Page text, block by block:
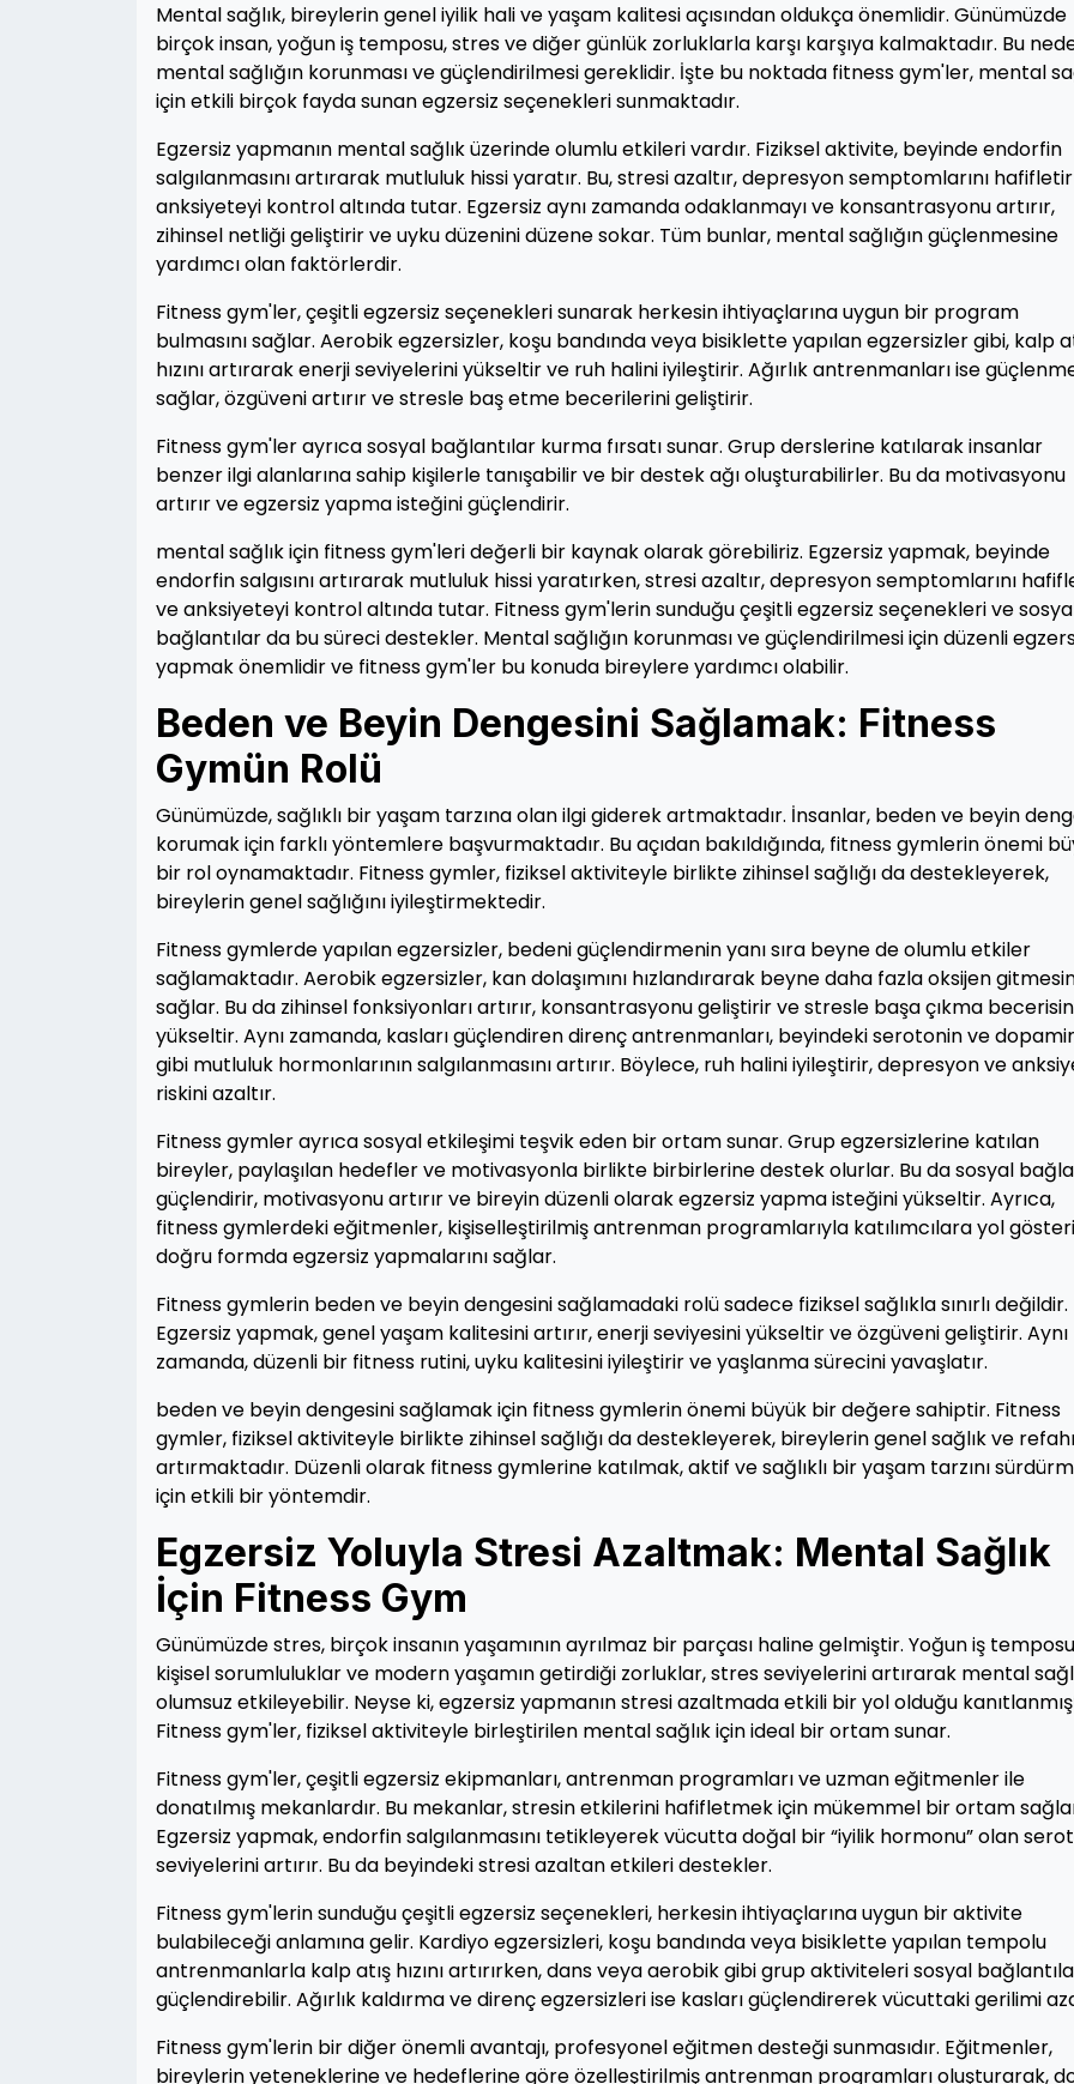
Mental sağlık, bireylerin genel iyilik hali ve yaşam kalitesi açısından oldukça önemlidir. Günümüzde
birçok insan, yoğun iş temposu, stres ve diğer günlük zorluklarla karşı karşıya kalmaktadır. Bu
mental sağlığın korunması ve güçlendirilmesi gereklidir. İşte bu noktada fitness gym'ler, mental
için etkili birçok fayda sunan egzersiz seçenekleri sunmaktadır.
Egzersiz yapmanın mental sağlık üzerinde olumlu etkileri vardır. Fiziksel aktivite, beyinde endorfin
salgılanmasını artırarak mutluluk hissi yaratır. Bu, stresi azaltır, depresyon semptomlarını
anksiyeteyi kontrol altında tutar. Egzersiz aynı zamanda odaklanmayı ve konsantrasyonu artırır,
zihinsel netliği geliştirir ve uyku düzenini düzene sokar. Tüm bunlar, mental sağlığın güçlenmesine
yardımcı olan faktörlerdir.
Fitness gym'ler, çeşitli egzersiz seçenekleri sunarak herkesin ihtiyaçlarına uygun bir program
bulmasını sağlar. Aerobik egzersizler, koşu bandında veya bisiklette yapılan egzersizler gibi, kalp
hızını artırarak enerji seviyelerini yükseltir ve ruh halini iyileştirir. Ağırlık antrenmanları ise
sağlar, özgüveni artırır ve stresle baş etme becerilerini geliştirir.
Fitness gym'ler ayrıca sosyal bağlantılar kurma fırsatı sunar. Grup derslerine katılarak insanlar
benzer ilgi alanlarına sahip kişilerle tanışabilir ve bir destek ağı oluşturabilirler. Bu da motivasyonu
artırır ve egzersiz yapma isteğini güçlendirir.
mental sağlık için fitness gym'leri değerli bir kaynak olarak görebiliriz. Egzersiz yapmak, beyinde
endorfin salgısını artırarak mutluluk hissi yaratırken, stresi azaltır, depresyon semptomlarını
ve anksiyeteyi kontrol altında tutar. Fitness gym'lerin sunduğu çeşitli egzersiz seçenekleri ve
bağlantılar da bu süreci destekler. Mental sağlığın korunması ve güçlendirilmesi için düzenli
yapmak önemlidir ve fitness gym'ler bu konuda bireylere yardımcı olabilir.
Beden ve Beyin Dengesini Sağlamak: Fitness
Gymün Rolü
Günümüzde, sağlıklı bir yaşam tarzına olan ilgi giderek artmaktadır. İnsanlar, beden ve beyin
korumak için farklı yöntemlere başvurmaktadır. Bu açıdan bakıldığında, fitness gymlerin önemi
bir rol oynamaktadır. Fitness gymler, fiziksel aktiviteyle birlikte zihinsel sağlığı da destekleyerek,
bireylerin genel sağlığını iyileştirmektedir.
Fitness gymlerde yapılan egzersizler, bedeni güçlendirmenin yanı sıra beyne de olumlu etkiler
sağlamaktadır. Aerobik egzersizler, kan dolaşımını hızlandırarak beyne daha fazla oksijen
sağlar. Bu da zihinsel fonksiyonları artırır, konsantrasyonu geliştirir ve stresle başa çıkma
yükseltir. Aynı zamanda, kasları güçlendiren direnç antrenmanları, beyindeki serotonin ve
gibi mutluluk hormonlarının salgılanmasını artırır. Böylece, ruh halini iyileştirir, depresyon ve
riskini azaltır.
Fitness gymler ayrıca sosyal etkileşimi teşvik eden bir ortam sunar. Grup egzersizlerine katılan
bireyler, paylaşılan hedefler ve motivasyonla birlikte birbirlerine destek olurlar. Bu da sosyal
güçlendirir, motivasyonu artırır ve bireyin düzenli olarak egzersiz yapma isteğini yükseltir. Ayrıca,
fitness gymlerdeki eğitmenler, kişiselleştirilmiş antrenman programlarıyla katılımcılara yol
doğru formda egzersiz yapmalarını sağlar.
Fitness gymlerin beden ve beyin dengesini sağlamadaki rolü sadece fiziksel sağlıkla sınırlı değildir.
Egzersiz yapmak, genel yaşam kalitesini artırır, enerji seviyesini yükseltir ve özgüveni geliştirir. Aynı
zamanda, düzenli bir fitness rutini, uyku kalitesini iyileştirir ve yaşlanma sürecini yavaşlatır.
beden ve beyin dengesini sağlamak için fitness gymlerin önemi büyük bir değere sahiptir. Fitness
gymler, fiziksel aktiviteyle birlikte zihinsel sağlığı da destekleyerek, bireylerin genel sağlık ve
artırmaktadır. Düzenli olarak fitness gymlerine katılmak, aktif ve sağlıklı bir yaşam tarzını
için etkili bir yöntemdir.
Egzersiz Yoluyla Stresi Azaltmak: Mental Sağlık
İçin Fitness Gym
Günümüzde stres, birçok insanın yaşamının ayrılmaz bir parçası haline gelmiştir. Yoğun iş
kişisel sorumluluklar ve modern yaşamın getirdiği zorluklar, stres seviyelerini artırarak mental
olumsuz etkileyebilir. Neyse ki, egzersiz yapmanın stresi azaltmada etkili bir yol olduğu
Fitness gym'ler, fiziksel aktiviteyle birleştirilen mental sağlık için ideal bir ortam sunar.
Fitness gym'ler, çeşitli egzersiz ekipmanları, antrenman programları ve uzman eğitmenler ile
donatılmış mekanlardır. Bu mekanlar, stresin etkilerini hafifletmek için mükemmel bir ortam
Egzersiz yapmak, endorfin salgılanmasını tetikleyerek vücutta doğal bir “iyilik hormonu” olan
seviyelerini artırır. Bu da beyindeki stresi azaltan etkileri destekler.
Fitness gym'lerin sunduğu çeşitli egzersiz seçenekleri, herkesin ihtiyaçlarına uygun bir aktivite
bulabileceği anlamına gelir. Kardiyo egzersizleri, koşu bandında veya bisiklette yapılan tempolu
antrenmanlarla kalp atış hızını artırırken, dans veya aerobik gibi grup aktiviteleri sosyal
güçlendirebilir. Ağırlık kaldırma ve direnç egzersizleri ise kasları güçlendirerek vücuttaki gerilimi
Fitness gym'lerin bir diğer önemli avantajı, profesyonel eğitmen desteği sunmasıdır. Eğitmenler,
bireylerin yeteneklerine ve hedeflerine göre özelleştirilmiş antrenman programları oluşturarak,